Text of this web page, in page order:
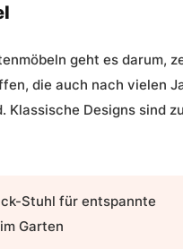
geht es darum,
die auch nach vielen
Klassische Designs sind
Stuhl für entspannte
Garten